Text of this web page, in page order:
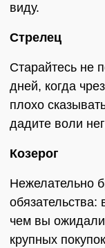
виду.
Стрелец
Старайтесь не
дней, когда
плохо
дадите воли
Козерог
Нежелательно
обязательства:
чем вы
крупных